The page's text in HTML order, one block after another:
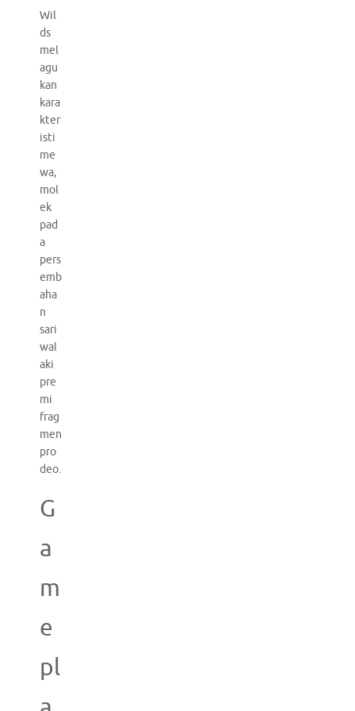
Wil
ds
mel
agu
kan
kara
kter
isti
me
wa,
mol
ek
pad
a
pers
emb
aha
n
sari
wal
aki
pre
mi
frag
men
pro
deo.
G
a
m
e
pl